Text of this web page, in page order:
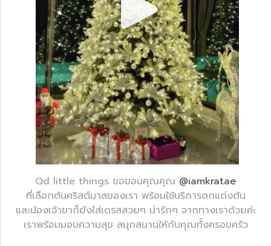
Qd little things ขอขอบคุณคุณ @iamkratae
ที่เลือกต้นคริสต์มาสของเรา พร้อมใช้บริการตกแต่งต้น
และน้องเจ้าขาก็ยังใส่เดรสสวยๆ น่ารักๆ จากทางเราด้วยค่ะ
เราพร้อมมอบความสุข สนุกสนานให้กับคุณทั้งครอบครัว